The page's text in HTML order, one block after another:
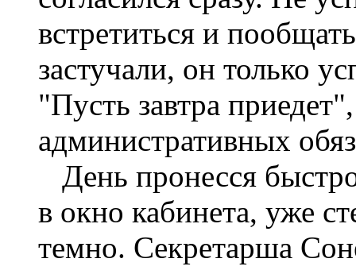
встретиться и
застучали, он только
"Пусть завтра
административных
День пронесся
в окно кабинета, уже
темно. Секретарша